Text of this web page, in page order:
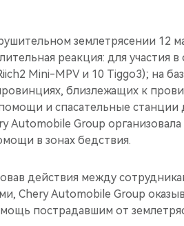
землетрясении 12
реакция: для участия
Mini-MPV и 10 Tiggo3); на
близлежащих к
и спасательные станции
Automobile Group
в зонах бедствия.
действия между
Chery Automobile Group
пострадавшим от